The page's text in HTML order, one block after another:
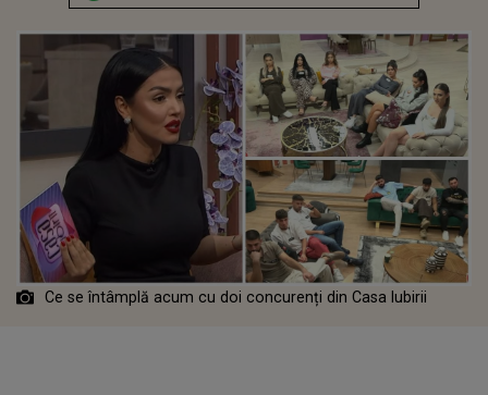
Ce se întâmplă acum cu doi concurenți din Casa Iubirii